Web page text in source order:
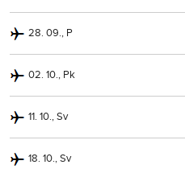
28. 09., P
02. 10., Pk
11. 10., Sv
18. 10., Sv